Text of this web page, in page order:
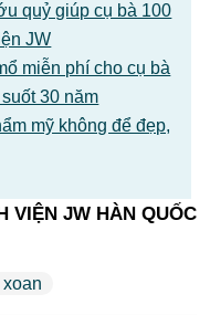
quỷ giúp cụ bà 100
JW
miễn phí cho cụ bà
30 năm
mỹ không để đẹp,
VIỆN JW HÀN QUỐC